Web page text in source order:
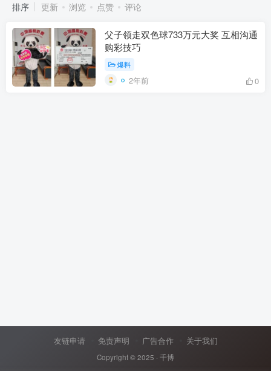
排序 更新 浏览 点赞 评论
父子领走双色球733万元大奖 互相沟通
购彩技巧
爆料
2年前 0
友链申请 免责声明 广告合作 关于我们
Copyright © 2025 · 千博